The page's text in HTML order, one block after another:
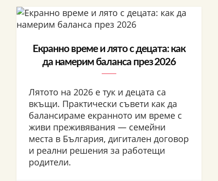
Екранно време и лято с децата: как
да намерим баланса през 2026
Лятото на 2026 е тук и децата са
вкъщи. Практически съвети как да
балансираме екранното им време с
живи преживявания — семейни
места в България, дигитален договор
и реални решения за работещи
родители.